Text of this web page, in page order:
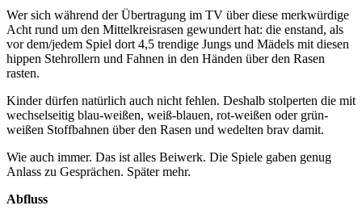
Wer sich während der Übertragung im TV über diese merkwürdige
Acht rund um den Mittelkreisrasen gewundert hat: die enstand, als
vor dem/jedem Spiel dort 4,5 trendige Jungs und Mädels mit diesen
hippen Stehrollern und Fahnen in den Händen über den Rasen
rasten.
Kinder dürfen natürlich auch nicht fehlen. Deshalb stolperten die mit
wechselseitig blau-weißen, weiß-blauen, rot-weißen oder grün-
weißen Stoffbahnen über den Rasen und wedelten brav damit.
Wie auch immer. Das ist alles Beiwerk. Die Spiele gaben genug
Anlass zu Gesprächen. Später mehr.
Abfluss